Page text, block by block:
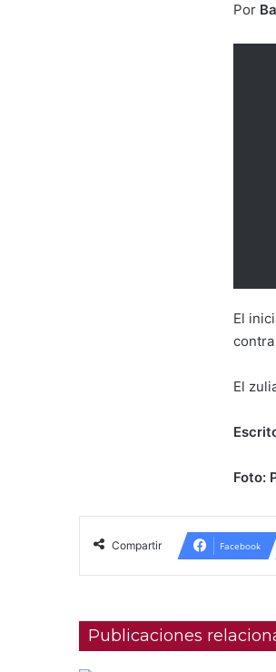
Por
El
contra
El
Foto:
Compartir Facebook
Publicaciones